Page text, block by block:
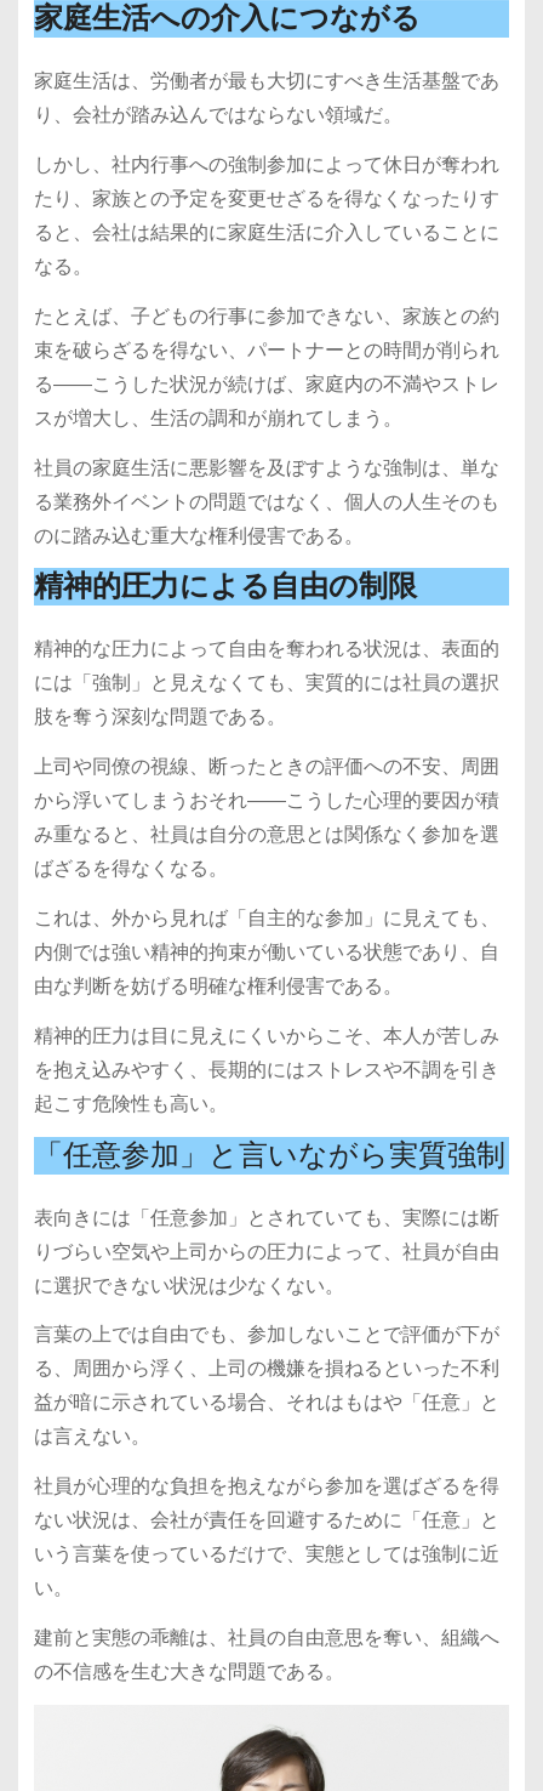
家庭生活への介入につながる
家庭生活は、労働者が最も大切にすべき生活基盤であ
り、会社が踏み込んではならない領域だ。
しかし、社内行事への強制参加によって休日が奪われ
たり、家族との予定を変更せざるを得なくなったりす
ると、会社は結果的に家庭生活に介入していることに
なる。
たとえば、子どもの行事に参加できない、家族との約
束を破らざるを得ない、パートナーとの時間が削られ
る――こうした状況が続けば、家庭内の不満やストレ
スが増大し、生活の調和が崩れてしまう。
社員の家庭生活に悪影響を及ぼすような強制は、単な
る業務外イベントの問題ではなく、個人の人生そのも
のに踏み込む重大な権利侵害である。
精神的圧力による自由の制限
精神的な圧力によって自由を奪われる状況は、表面的
には「強制」と見えなくても、実質的には社員の選択
肢を奪う深刻な問題である。
上司や同僚の視線、断ったときの評価への不安、周囲
から浮いてしまうおそれ――こうした心理的要因が積
み重なると、社員は自分の意思とは関係なく参加を選
ばざるを得なくなる。
これは、外から見れば「自主的な参加」に見えても、
内側では強い精神的拘束が働いている状態であり、自
由な判断を妨げる明確な権利侵害である。
精神的圧力は目に見えにくいからこそ、本人が苦しみ
を抱え込みやすく、長期的にはストレスや不調を引き
起こす危険性も高い。
「任意参加」と言いながら実質強制
表向きには「任意参加」とされていても、実際には断
りづらい空気や上司からの圧力によって、社員が自由
に選択できない状況は少なくない。
言葉の上では自由でも、参加しないことで評価が下が
る、周囲から浮く、上司の機嫌を損ねるといった不利
益が暗に示されている場合、それはもはや「任意」と
は言えない。
社員が心理的な負担を抱えながら参加を選ばざるを得
ない状況は、会社が責任を回避するために「任意」と
いう言葉を使っているだけで、実態としては強制に近
い。
建前と実態の乖離は、社員の自由意思を奪い、組織へ
の不信感を生む大きな問題である。